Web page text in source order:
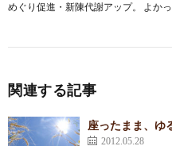
めぐり促進・新陳代謝アップ。 よか
関連する記事
座ったまま、ゆ
2012.05.28